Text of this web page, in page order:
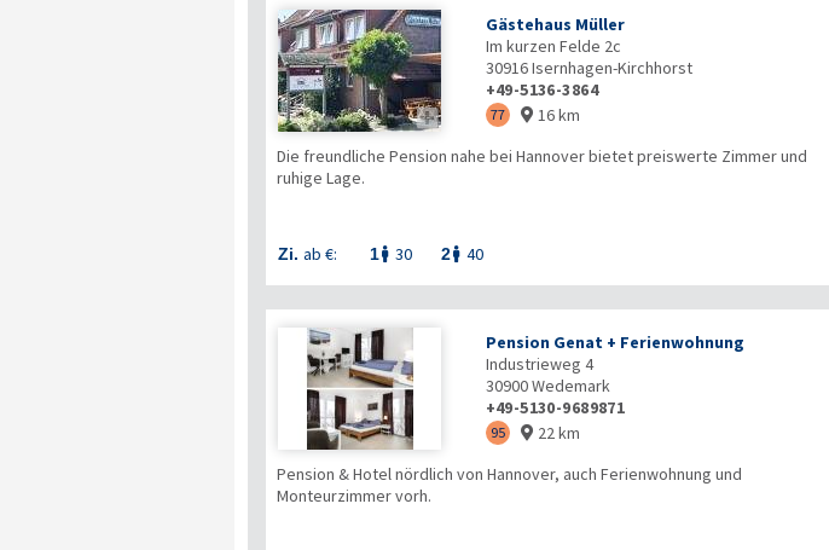

Gästehaus Müller
Im kurzen Felde 2c
30916Isernhagen-Kirchhorst
+49-5136-3864
77  16 km
Zi. ab €: 1 30 2 40
Die freundliche Pension nahe bei Hannover bietet preiswerte Zimmer und
ruhige Lage.
Pension Genat + Ferienwohnung
Industrieweg 4
30900Wedemark
+49-5130-9689871
95  22 km
Pension & Hotel nördlich von Hannover, auch Ferienwohnung und
Monteurzimmer vorh.